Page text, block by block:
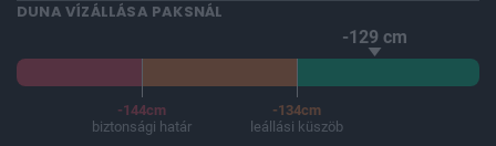
DUNA VÍZÁLLÁSA PAKSNÁL
-129 cm
-144cm
biztonsági határ
-134cm
leállási küszöb